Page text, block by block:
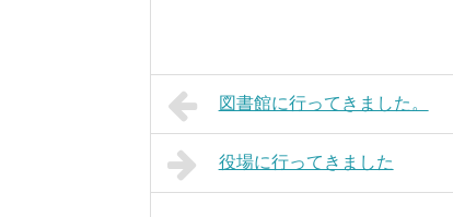
図書館に行ってきました。
役場に行ってきました